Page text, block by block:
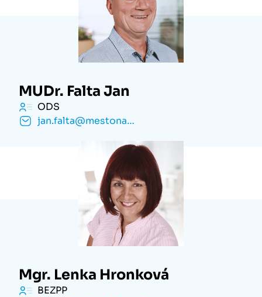
MUDr. Falta Jan
ODS
jan.falta@mestonachod.cz
Mgr. Lenka Hronková
BEZPP